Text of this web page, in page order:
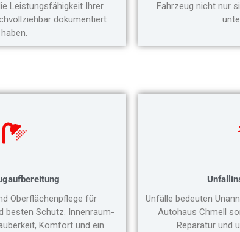
Leistungsfähigkeit Ihrer
dokumentiert
haben.
Fahrzeug nicht nur
Oberflächenpflege für
besten Schutz. Innenraum-
Komfort und ein
Unfälle bedeuten
Autohaus Chmell
Reparatur und